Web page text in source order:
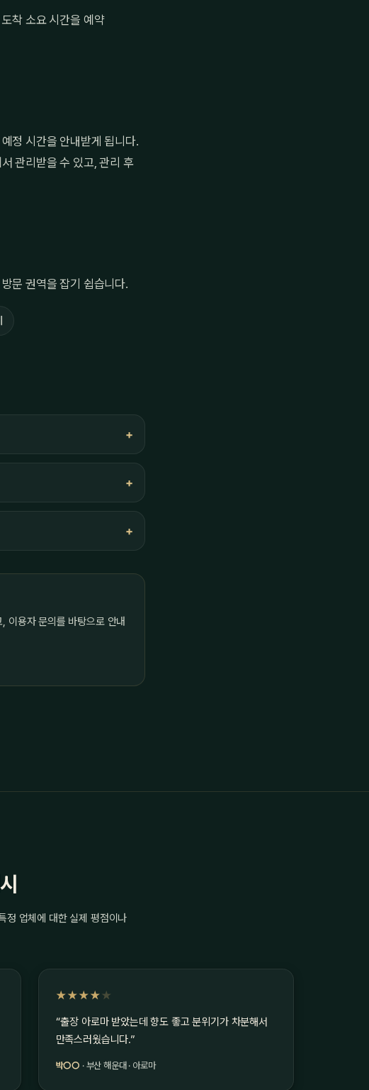
착 소요 시간을 예약
정 시간을 안내받게 됩니다.
관리받을 수 있고, 관리 후
문 권역을 잡기 쉽습니다.
이용자 문의를 바탕으로 안내
정 업체에 대한 실제 평점이나
★★★★ ★
“출장 아로마 받았는데 향도 좋고 분위기가 차분해서
만족스러웠습니다.”
박○○ · 부산 해운대 · 아로마